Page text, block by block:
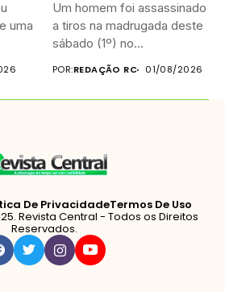
uma
Um homem foi assassinado
a tiros na madrugada deste
sábado (1º) no...
POR:REDAÇÃO RC 01/08/2026
De PrivacidadeTermos De Uso
Revista Central - Todos os Direitos
Reservados.